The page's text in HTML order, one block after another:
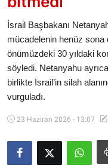
Güncel
Analiz
Makaleler
Video
İsrail Başbakanı
mücadelenin henüz
önümüzdeki 30 yıldaki
söyledi. Netanyahu
birlikte İsrail’in silah
vurguladı.
23 Haziran 2026 - 13:07